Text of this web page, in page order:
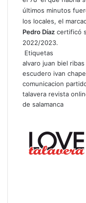
últimos minutos
los locales, el
Pedro Díaz certificó
2022/2023.
Etiquetas
alvaro juan biel ribas
escudero ivan
comunicacion
talavera revista
de salamanca